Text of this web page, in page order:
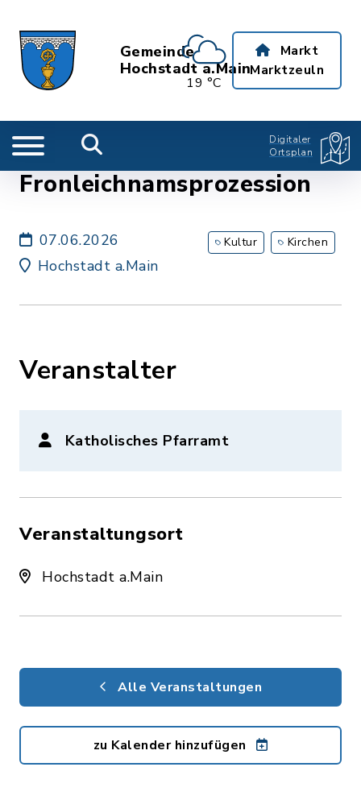
Gemeinde
Hochstadt a.Main
19 °C
Markt
Marktzeuln
Digitaler
Ortsplan
Fronleichnamsprozession
07.06.2026
Hochstadt a.Main
Kultur Kirchen
Veranstalter
Katholisches Pfarramt
Veranstaltungsort
Hochstadt a.Main
Alle Veranstaltungen
zu Kalender hinzufügen